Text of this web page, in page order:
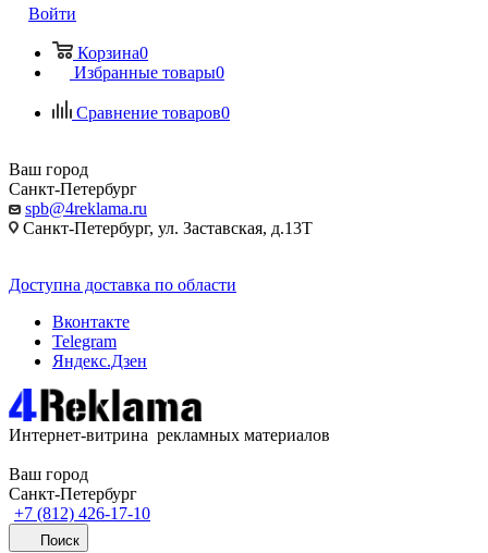
Войти
Корзина0
Избранные товары0
Сравнение товаров0
Ваш город
Санкт-Петербург
spb@4reklama.ru
Санкт-Петербург, ул. Заставская, д.13Т
Доступна доставка по области
Вконтакте
Telegram
Яндекс.Дзен
Интернет-витрина рекламных материалов
Ваш город
Санкт-Петербург
+7 (812) 426-17-10
Поиск